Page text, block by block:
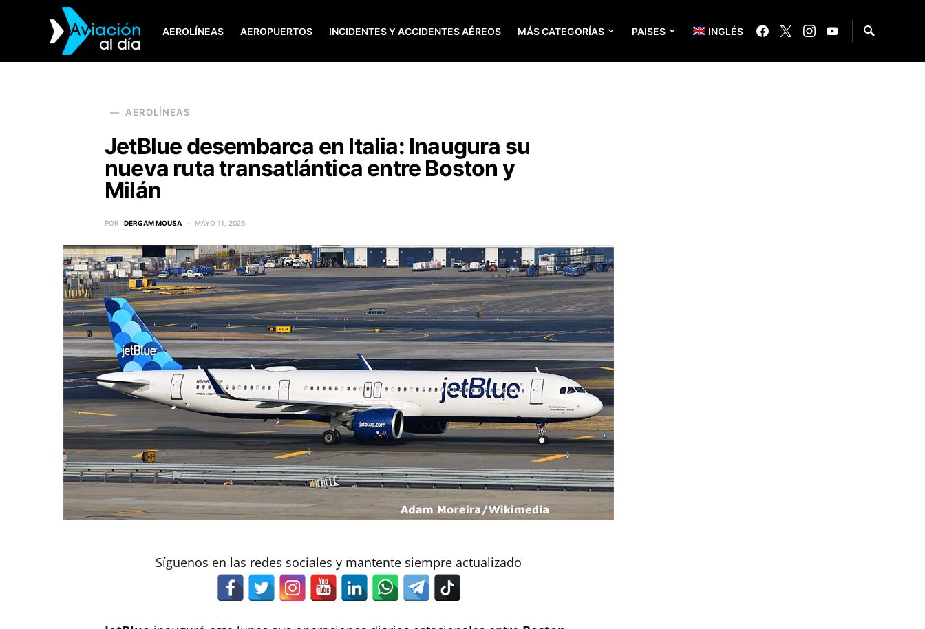
AEROLÍNEAS AEROPUERTOS INCIDENTES Y ACCIDENTES AÉREOS MÁS CATEGORÍAS PAISES INGLÉS
SEARCH FOR:
AEROLÍNEAS
JetBlue desembarca en Italia: Inaugura su
nueva ruta transatlántica entre Boston y
Milán
POR DERGAM MOUSA MAYO 11, 2026
Síguenos en las redes sociales y mantente siempre actualizado